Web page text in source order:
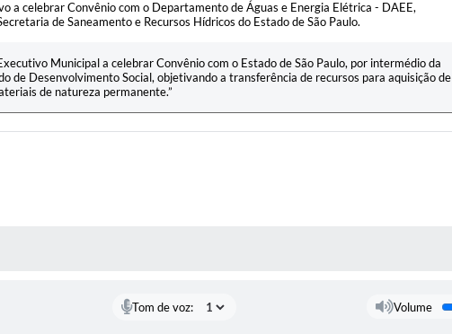
a celebrar Convênio com o Departamento de Águas e Energia Elétrica - DAEE,
de Saneamento e Recursos Hídricos do Estado de São Paulo.
Municipal a celebrar Convênio com o Estado de São Paulo, por intermédio da
de Desenvolvimento Social, objetivando a transferência de recursos para aquisição de
de natureza permanente.”
Tom de voz: Volume